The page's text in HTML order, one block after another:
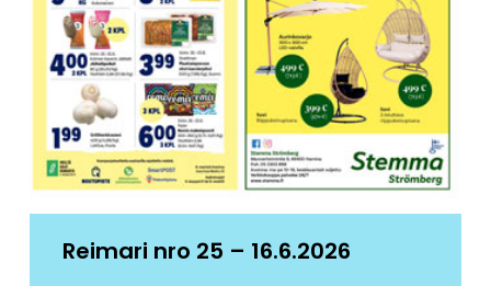
Reimari nro 25 – 16.6.2026